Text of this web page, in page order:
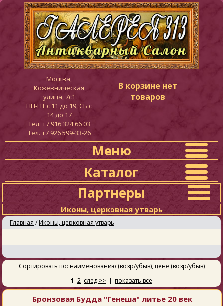
Москва,
Кожевническая
улица, 7с1
ПН-ПТ c 11 до 19, СБ с
14 до 17
Тел. +7 916 324 66 03
Тел. +7 926 599-33-26
В корзине нет
товаров
Меню
Каталог
Партнеры
Иконы, церковная утварь
Главная / Иконы, церковная утварь
Сортировать по: наименованию (возр/убыв), цене (возр/убыв)
1 2 след >> | показать все
Бронзовая Будда "Генеша" литье 20 век